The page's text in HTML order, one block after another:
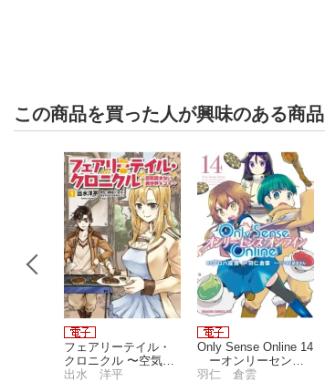
この商品を買った人が興味のある商品
フェアリーテイル・
クロニクル 〜空気読
まない異世界４コ
出水 洋平
Only Sense Online 14
ーオンリーセン
ス・オンラインー
羽仁 倉雲